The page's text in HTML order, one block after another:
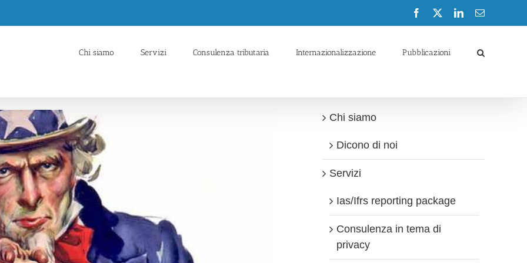
Facebook LinkedInEmail
Chi siamo Servizi Consulenza tributaria Internazionalizzazione Pubblicazioni
Chi siamo
Dicono di noi
Servizi
Ias/Ifrs reporting package
Consulenza in tema di
privacy